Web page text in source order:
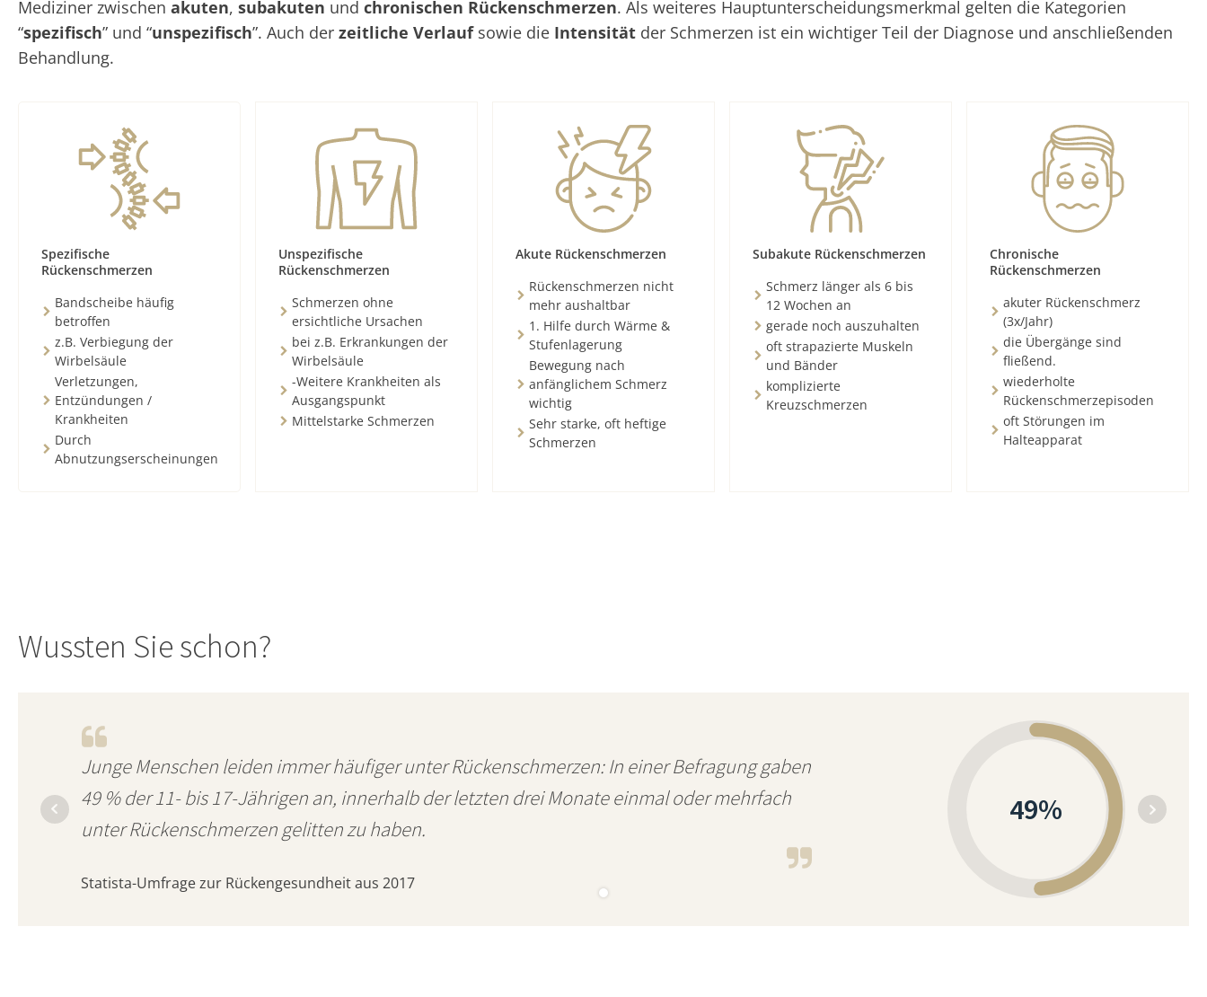
Mediziner zwischen akuten, subakuten und chronischen Rückenschmerzen. Als weiteres Hauptunterscheidungsmerkmal gelten die Kategorien
“spezifisch” und “unspezifisch”. Auch der zeitliche Verlauf sowie die Intensität der Schmerzen ist ein wichtiger Teil der Diagnose und anschließenden
Behandlung.
Spezifische
Rückenschmerzen
Bandscheibe häufig
betroffen
z.B. Verbiegung der
Wirbelsäule
Verletzungen,
Entzündungen /
Krankheiten
Durch
Abnutzungserscheinungen
Unspezifische
Rückenschmerzen
Schmerzen ohne
ersichtliche Ursachen
bei z.B. Erkrankungen der
Wirbelsäule
-Weitere Krankheiten als
Ausgangspunkt
Mittelstarke Schmerzen
Akute Rückenschmerzen
Rückenschmerzen nicht
mehr aushaltbar
1. Hilfe durch Wärme &
Stufenlagerung
Bewegung nach
anfänglichem Schmerz
wichtig
Sehr starke, oft heftige
Schmerzen
Subakute Rückenschmerzen
Schmerz länger als 6 bis
12 Wochen an
gerade noch auszuhalten
oft strapazierte Muskeln
und Bänder
komplizierte
Kreuzschmerzen
Chronische
Rückenschmerzen
akuter Rückenschmerz
(3x/Jahr)
die Übergänge sind
fließend.
wiederholte
Rückenschmerzepisoden
oft Störungen im
Halteapparat
Wussten Sie schon?
Junge Menschen leiden immer häufiger unter Rückenschmerzen: In einer Befragung gaben
49 % der 11- bis 17-Jährigen an, innerhalb der letzten drei Monate einmal oder mehrfach
unter Rückenschmerzen gelitten zu haben.
Statista-Umfrage zur Rückengesundheit aus 2017
49%